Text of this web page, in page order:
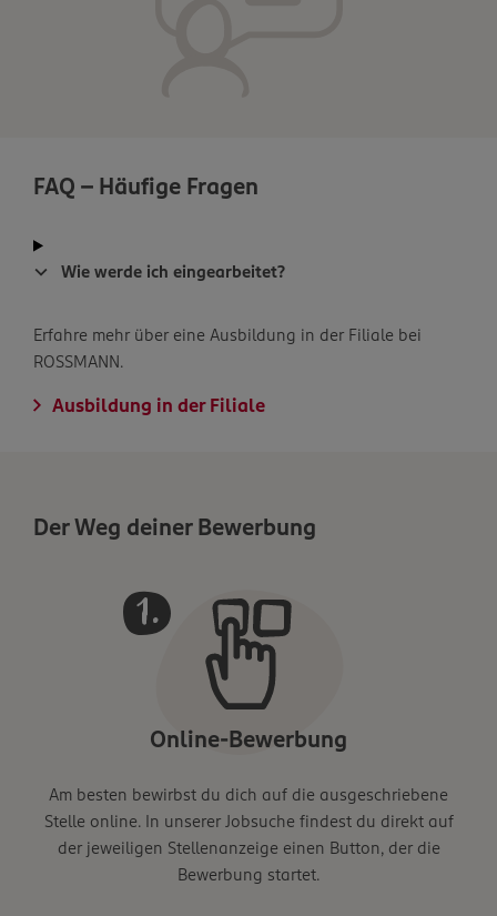
FAQ - Häufige Fragen
Wie werde ich eingearbeitet?
Erfahre mehr über eine Ausbildung in der Filiale bei
ROSSMANN.
Ausbildung in der Filiale
Der Weg deiner Bewerbung
Online-Bewerbung
Am besten bewirbst du dich auf die ausgeschriebene
Stelle online. In unserer Jobsuche findest du direkt auf
der jeweiligen Stellenanzeige einen Button, der die
Bewerbung startet.